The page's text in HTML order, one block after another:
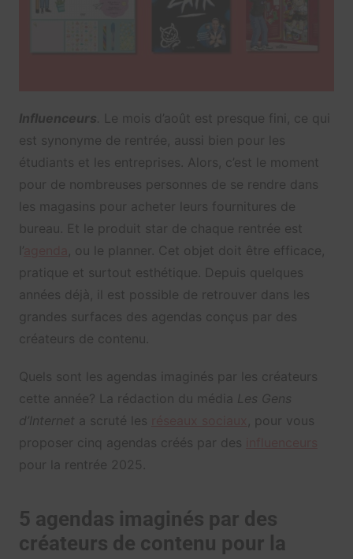
Influenceurs. Le mois d’août est presque fini, ce qui
est synonyme de rentrée, aussi bien pour les
étudiants et les entreprises. Alors, c’est le moment
pour de nombreuses personnes de se rendre dans
les magasins pour acheter leurs fournitures de
bureau. Et le produit star de chaque rentrée est
l’agenda
, ou le planner. Cet objet doit être efficace,
pratique et surtout esthétique. Depuis quelques
années déjà, il est possible de retrouver dans les
grandes surfaces des agendas conçus par des
créateurs de contenu.
Quels sont les agendas imaginés par les créateurs
cette année? La rédaction du média Les Gens
d’Internet a scruté les
, pour vous
proposer cinq agendas créés par des
pour la rentrée 2025.
5 agendas imaginés par des
créateurs de contenu pour la